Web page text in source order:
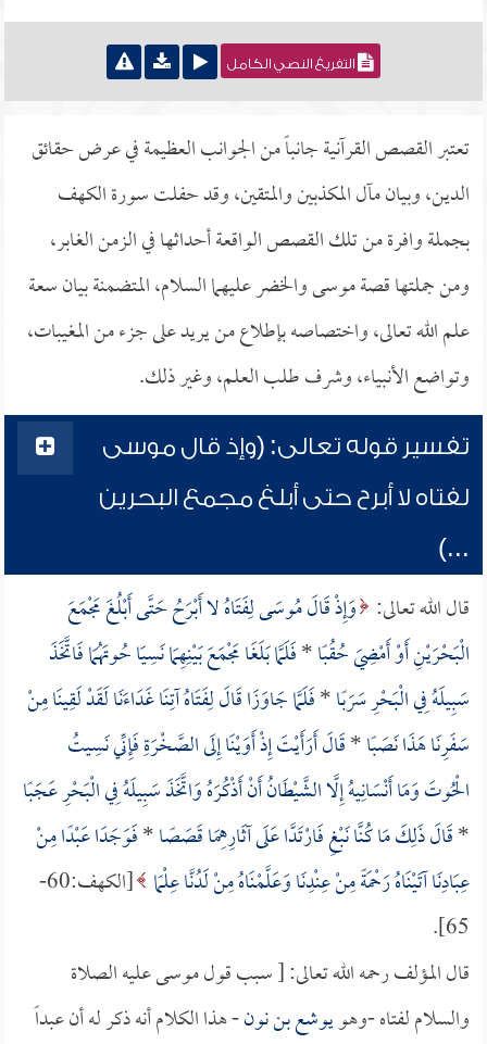
التفريغ النصي الكامل
تعتبر القصص القرآنية جانباً من الجوانب العظيمة في عرض حقائق
الدين، وبيان مآل المكذبين والمتقين، وقد حفلت سورة الكهف
بجملة وافرة من تلك القصص الواقعة أحداثها في الزمن الغابر،
ومن جملتها قصة موسى والخضر عليهما السلام، المتضمنة بيان سعة
علم الله تعالى، واختصاصه بإطلاع من يريد على جزء من المغيبات،
وتواضع الأنبياء، وشرف طلب العلم، وغير ذلك.
تفسير قوله تعالى: (وإذ قال موسى
لفتاه لا أبرح حتى أبلغ مجمع البحرين
...)
قال الله تعالى: وَإِذْ قَالَ مُوسَى لِفَتَاهُ لا أَبْرَحُ حَتَّى أَبْلُغَ مَجْمَعَ
الْبَحْرَيْنِ أَوْ أَمْضِيَ حُقُبًا*فَلَمَّا بَلَغَا مَجْمَعَ بَيْنِهِمَا نَسِيَا حُوتَهُمَا فَاتَّخَذَ
سَبِيلَهُ فِي الْبَحْرِ سَرَبًا*فَلَمَّا جَاوَزَا قَالَ لِفَتَاهُ آتِنَا غَدَاءَنَا لَقَدْ لَقِينَا مِنْ
سَفَرِنَا هَذَا نَصَبًا*قَالَ أَرَأَيْتَ إِذْ أَوَيْنَا إِلَى الصَّخْرَةِ فَإِنِّي نَسِيتُ
الْحُوتَ وَمَا أَنْسَانِيهُ إِلَّا الشَّيْطَانُ أَنْ أَذْكُرَهُ وَاتَّخَذَ سَبِيلَهُ فِي الْبَحْرِ عَجَبًا
*قَالَ ذَلِكَ مَا كُنَّا نَبْغِ فَارْتَدَّا عَلَى آثَارِهِمَا قَصَصًا*فَوَجَدَا عَبْدًا مِنْ
عِبَادِنَا آتَيْنَاهُ رَحْمَةً مِنْ عِنْدِنَا وَعَلَّمْنَاهُ مِنْ لَدُنَّا عِلْمًا
[الكهف:60-
65].
قال المؤلف رحمه الله تعالى: [ سبب قول موسى عليه الصلاة
والسلام لفتاه -وهويوشع بن نون- هذا الكلام أنه ذكر له أن عبداً